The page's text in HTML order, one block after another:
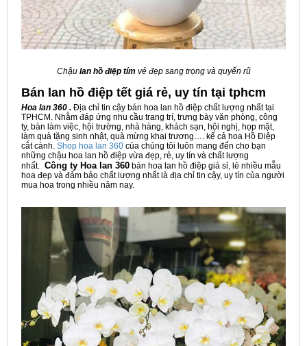
Chậu lan hồ điệp tímvẻ đẹp sang trọng và quyến rũ
Bán lan hồ điệp tết giá rẻ, uy tín tại tphcm
Hoa lan 360 . Địa chỉ tin cậy bán hoa lan hồ điệp chất lượng nhất tại
TPHCM. Nhằm đáp ứng nhu cầu trang trí, trưng bày văn phòng, công
ty, bàn làm việc, hội trường, nhà hàng, khách sạn, hội nghị, họp mặt,
làm quà tặng sinh nhật, quà mừng khai trương…. kể cả hoa Hồ Điệp
cắt cành. Shop hoa lan 360 của chúng tôi luôn mang đến cho bạn
những chậu hoa lan hồ điệp vừa đẹp, rẻ, uy tín và chất lượng
nhất. Công ty Hoa lan 360 bán hoa lan hồ điệp giá sỉ, lẻ nhiều mẫu
hoa đẹp và đảm bảo chất lượng nhất là địa chỉ tin cậy, uy tín của người
mua hoa trong nhiều năm nay.